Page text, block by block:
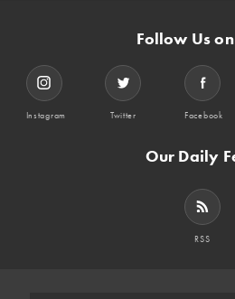
Follow Us on
Instagram Twitter Facebook
Our Daily
RSS